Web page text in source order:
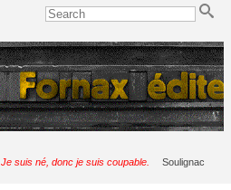
Je suis né, donc je suis coupable. Soulignac